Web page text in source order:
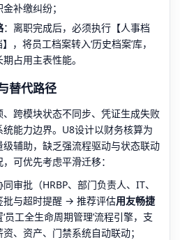
补缴纠纷；
：离职完成后，必须执行【人事档
，将员工档案转入‘历史档案’库，
占用主表性能。
替代路径
跨模块状态不同步、凭证生成失败
能力边界。U8设计以财务核算为
辅助，缺乏强流程驱动与状态联动
可优先考虑平滑迁移：
审批（HRBP、部门负责人、IT、
批与超时提醒 → 推荐评估用友畅捷
员工全生命周期管理’流程引擎，支
、资产、门禁系统自动联动；